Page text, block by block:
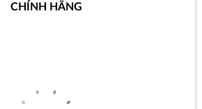
CHÍNH HÃNG